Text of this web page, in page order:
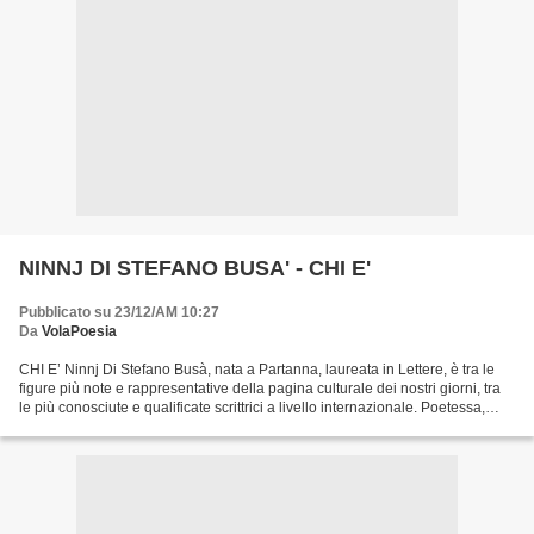
NINNJ DI STEFANO BUSA' - CHI E'
Pubblicato su 23/12/AM 10:27
Da VolaPoesia
CHI E’ Ninnj Di Stefano Busà, nata a Partanna, laureata in Lettere, è tra le
figure più note e rappresentative della pagina culturale dei nostri giorni, tra
le più conosciute e qualificate scrittrici a livello internazionale. Poetessa,